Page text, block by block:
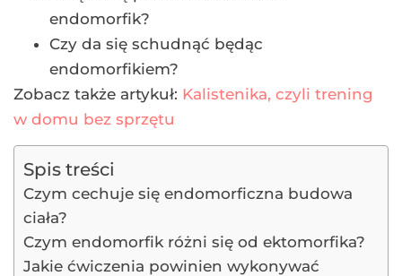
endomorfik?
Czy da się schudnąć będąc
endomorfikiem?
Zobacz także artykuł: Kalistenika, czyli trening
w domu bez sprzętu
Spis treści
Czym cechuje się endomorficzna budowa
ciała?
Czym endomorfik różni się od ektomorfika?
Jakie ćwiczenia powinien wykonywać